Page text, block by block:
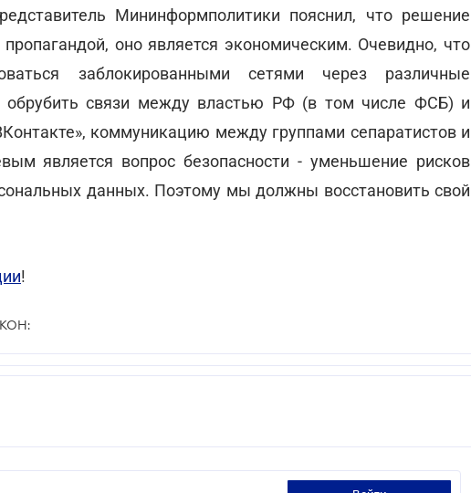
Мининформполитики пояснил, что решение
оно является экономическим. Очевидно, что
заблокированными сетями через различные
обрубить связи между властью РФ (в том числе ФСБ) и
коммуникацию между группами сепаратистов и
является вопрос безопасности - уменьшение рисков
данных. Поэтому мы должны восстановить свой
!